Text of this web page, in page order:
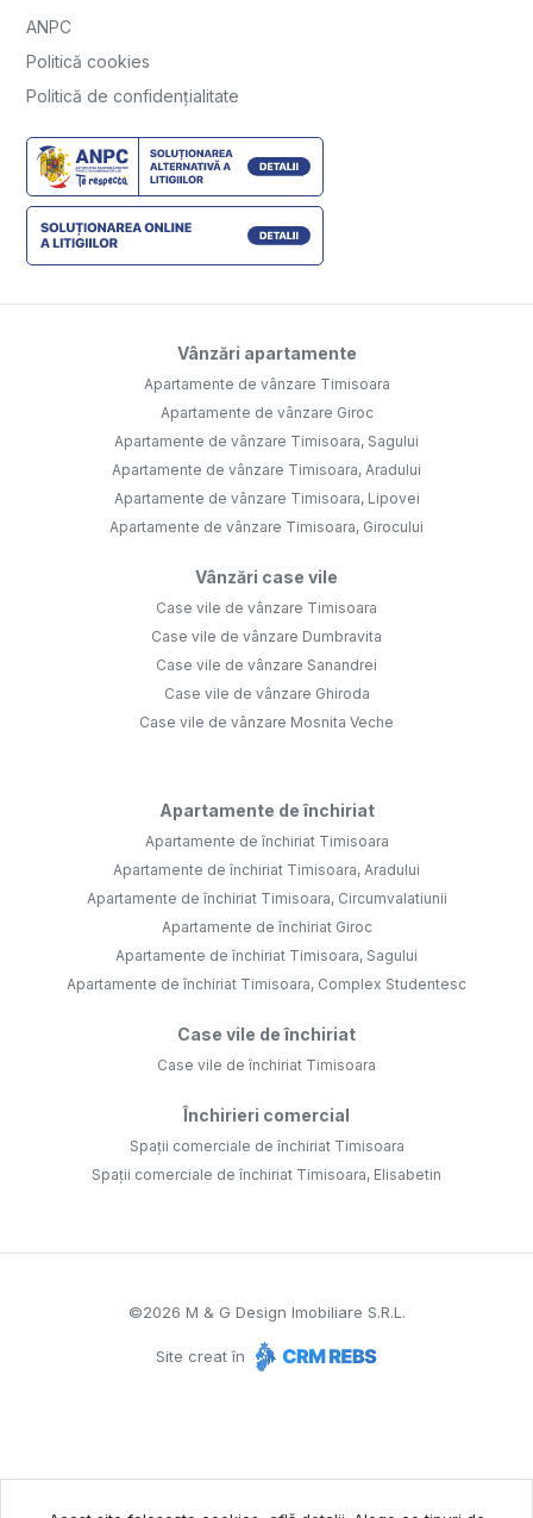
ANPC
Politică cookies
Politică de confidențialitate
Vânzări apartamente
Apartamente de vânzare Timisoara
Apartamente de vânzare Giroc
Apartamente de vânzare Timisoara, Sagului
Apartamente de vânzare Timisoara, Aradului
Apartamente de vânzare Timisoara, Lipovei
Apartamente de vânzare Timisoara, Girocului
Vânzări case vile
Case vile de vânzare Timisoara
Case vile de vânzare Dumbravita
Case vile de vânzare Sanandrei
Case vile de vânzare Ghiroda
Case vile de vânzare Mosnita Veche
Apartamente de închiriat
Apartamente de închiriat Timisoara
Apartamente de închiriat Timisoara, Aradului
Apartamente de închiriat Timisoara, Circumvalatiunii
Apartamente de închiriat Giroc
Apartamente de închiriat Timisoara, Sagului
Apartamente de închiriat Timisoara, Complex Studentesc
Case vile de închiriat
Case vile de închiriat Timisoara
Închirieri comercial
Spații comerciale de închiriat Timisoara
Spații comerciale de închiriat Timisoara, Elisabetin
©2026 M & G Design Imobiliare S.R.L.
Site creat în